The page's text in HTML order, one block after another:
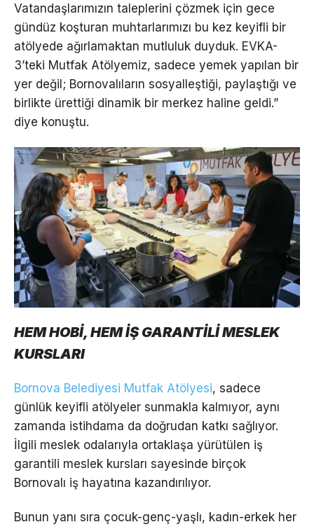
Vatandaşlarımızın taleplerini çözmek için gece
gündüz koşturan muhtarlarımızı bu kez keyifli bir
atölyede ağırlamaktan mutluluk duyduk. EVKA-
3’teki Mutfak Atölyemiz, sadece yemek yapılan bir
yer değil; Bornovalıların sosyalleştiği, paylaştığı ve
birlikte ürettiği dinamik bir merkez haline geldi.”
diye konuştu.
HEM HOBİ, HEM İŞ GARANTİLİ MESLEK
KURSLARI
Bornova Belediyesi Mutfak Atölyesi, sadece
günlük keyifli atölyeler sunmakla kalmıyor, aynı
zamanda istihdama da doğrudan katkı sağlıyor.
İlgili meslek odalarıyla ortaklaşa yürütülen iş
garantili meslek kursları sayesinde birçok
Bornovalı iş hayatına kazandırılıyor.
Bunun yanı sıra çocuk-genç-yaşlı, kadın-erkek her